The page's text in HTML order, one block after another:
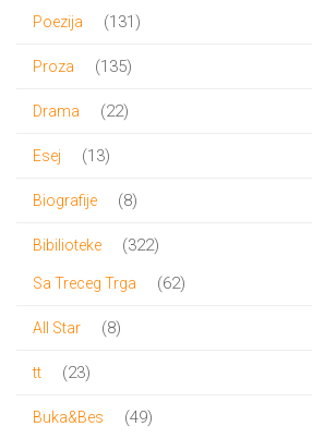
proizvoda
Poezija 131131
Proza 135135
Drama 2222
Esej 1313
Biografije 88
Bibilioteke 322322
proizvoda
Sa Treceg Trga 6262
All Star 88
tt 2323
Buka&Bes 4949